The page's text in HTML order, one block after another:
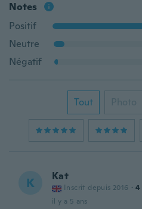
Notes
Positif
Neutre
Négatif
Tout Photo
K Kat
Inscrit depuis 2016 · 4
il y a 5 ans